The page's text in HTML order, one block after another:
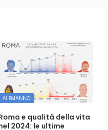
ALEMANNO
e qualità della vita
2024: le ultime